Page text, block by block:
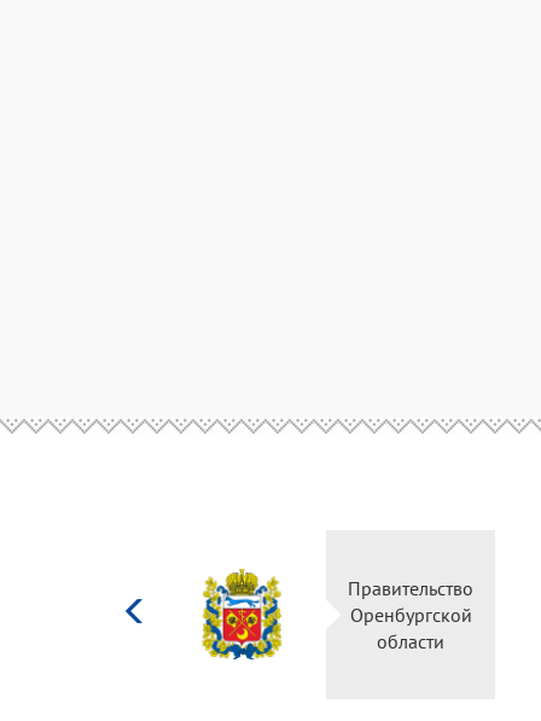
Министерство
культуры
Российской
федерации